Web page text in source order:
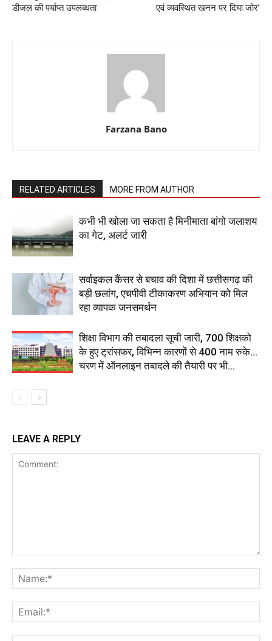
डीजल की पर्याप्त उपलब्धता
एवं व्यवस्थित खनन पर दिया जोर’
Farzana Bano
RELATED ARTICLES MORE FROM AUTHOR
कभी भी खोला जा सकता है मिनीमाता बांगो जलाशय
का गेट, अलर्ट जारी
सर्वाइकल कैंसर से बचाव की दिशा में छत्तीसगढ़ की
बड़ी छलांग, एचपीवी टीकाकरण अभियान को मिल
रहा व्यापक जनसमर्थन
शिक्षा विभाग की तबादला सूची जारी, 700 शिक्षको
के हुए ट्रांसफर, विभिन्न कारणों से 400 नाम रुके…
चरण में ऑनलाइन तबादले की तैयारी पर भी...
LEAVE A REPLY